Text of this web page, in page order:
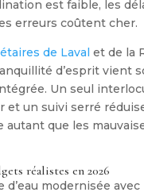
est faible, les
erreurs coûtent cher.
de Laval et de la
d’esprit vient
Un seul
et un suivi serré
autant que les
réalistes en 2026
d’eau modernisée avec